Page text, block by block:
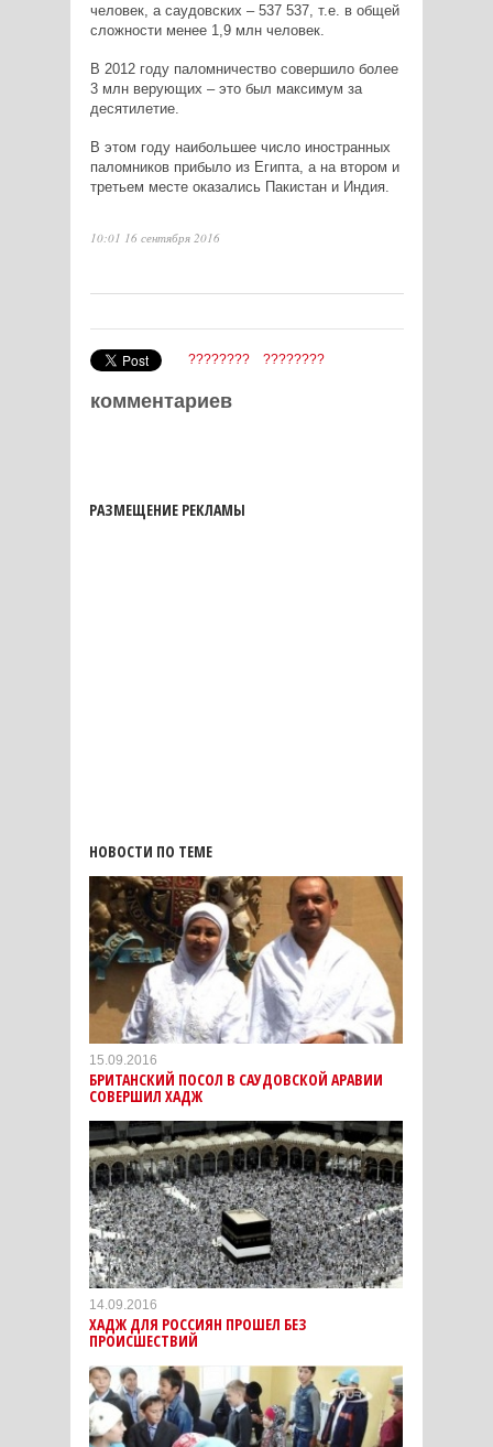
человек, а саудовских – 537 537, т.е. в общей
сложности менее 1,9 млн человек.
В 2012 году паломничество совершило более
3 млн верующих – это был максимум за
десятилетие.
В этом году наибольшее число иностранных
паломников прибыло из Египта, а на втором и
третьем месте оказались Пакистан и Индия.
10:01 16 сентября 2016
???????? ????????
комментариев
РАЗМЕЩЕНИЕ РЕКЛАМЫ
НОВОСТИ ПО ТЕМЕ
15.09.2016
БРИТАНСКИЙ ПОСОЛ В САУДОВСКОЙ АРАВИИ
СОВЕРШИЛ ХАДЖ
14.09.2016
ХАДЖ ДЛЯ РОССИЯН ПРОШЕЛ БЕЗ
ПРОИСШЕСТВИЙ